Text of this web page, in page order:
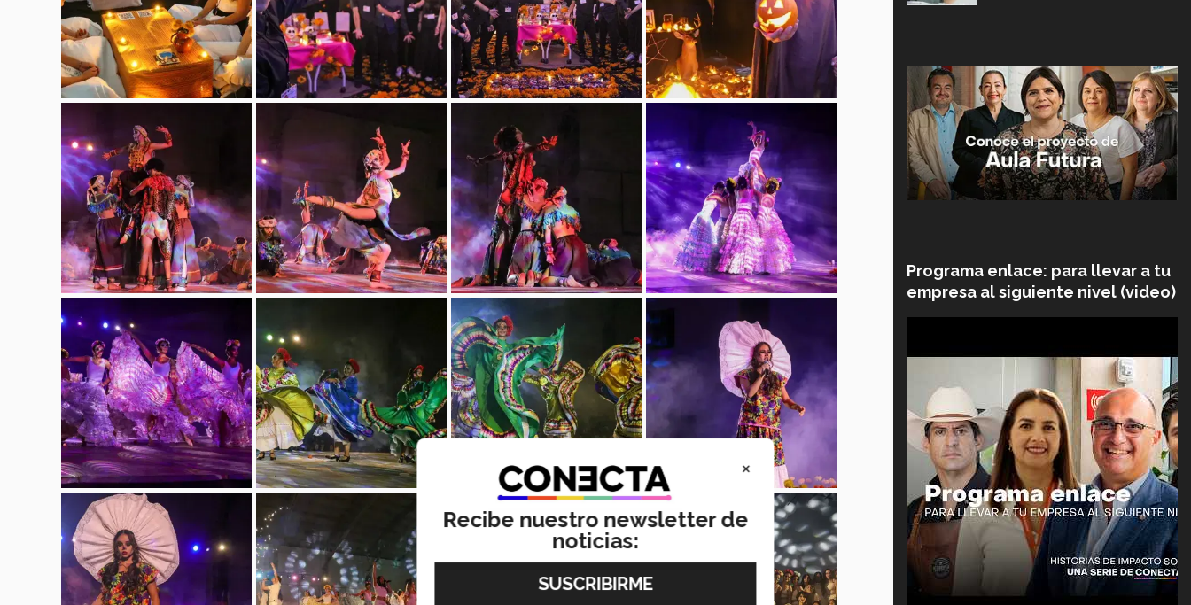
Programa enlace: para llevar a tu
empresa al siguiente nivel (video)
×
Recibe nuestro newsletter de
noticias: